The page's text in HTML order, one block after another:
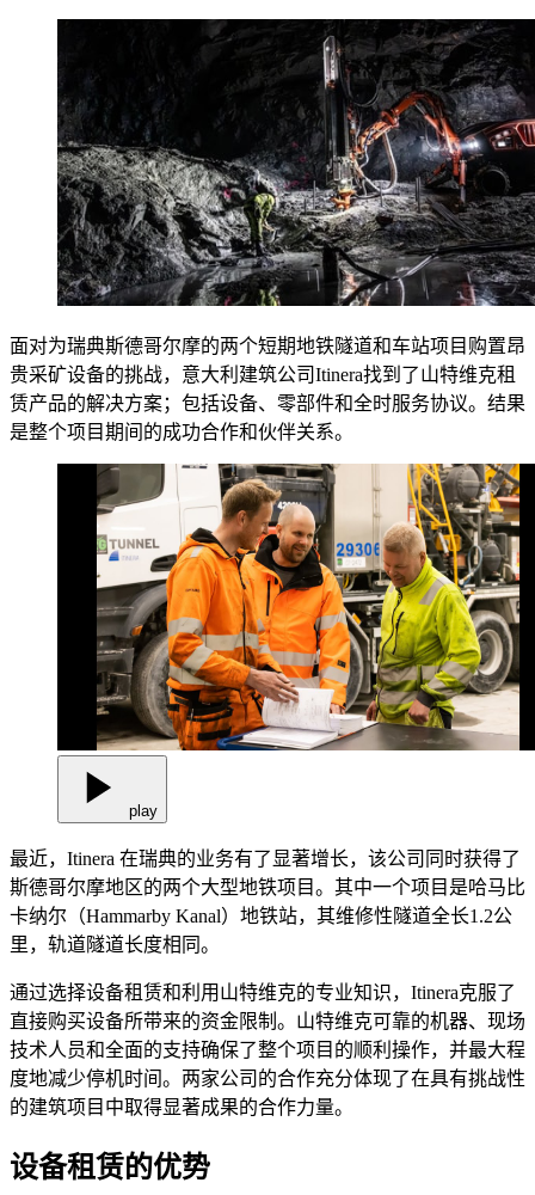
面对为瑞典斯德哥尔摩的两个短期地铁隧道和车站项目购置昂
贵采矿设备的挑战，意大利建筑公司Itinera找到了山特维克租
赁产品的解决方案；包括设备、零部件和全时服务协议。结果
是整个项目期间的成功合作和伙伴关系。
play
最近，Itinera 在瑞典的业务有了显著增长，该公司同时获得了
斯德哥尔摩地区的两个大型地铁项目。其中一个项目是哈马比
卡纳尔（Hammarby Kanal）地铁站，其维修性隧道全长1.2公
里，轨道隧道长度相同。
通过选择设备租赁和利用山特维克的专业知识，Itinera克服了
直接购买设备所带来的资金限制。山特维克可靠的机器、现场
技术人员和全面的支持确保了整个项目的顺利操作，并最大程
度地减少停机时间。两家公司的合作充分体现了在具有挑战性
的建筑项目中取得显著成果的合作力量。
设备租赁的优势